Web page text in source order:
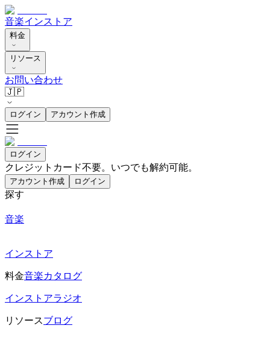
音楽インストア
料金
リソース
お問い合わせ
🇯🇵
ログイン アカウント作成
ログイン
クレジットカード不要。いつでも解約可能。
アカウント作成 ログイン
探す
音楽
インストア
料金音楽カタログ
インストアラジオ
リソースブログ